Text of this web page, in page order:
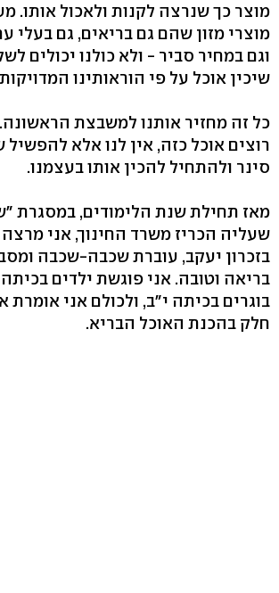
מוצר כך שנרצה לקנות ולאכול אותו.
מוצרי מזון שהם גם בריאים, גם בעלי
וגם במחיר סביר - ולא כולנו יכולים
שיכין אוכל על פי הוראותינו
כל זה מחזיר אותנו למשבצת
רוצים אוכל כזה, אין לנו אלא להפשיל
סינר ולהתחיל להכין אותו בעצמנו.
מאז תחילת שנת הלימודים, במסגרת
שעליה הכריז משרד החינוך, אני
בזכרון יעקב, עוברת שכבה-שכבה
בריאה וטובה. אני פוגשת ילדים
בוגרים בכיתה י"ב, ולכולם אני אומרת
חלק בהכנת האוכל הבריא.